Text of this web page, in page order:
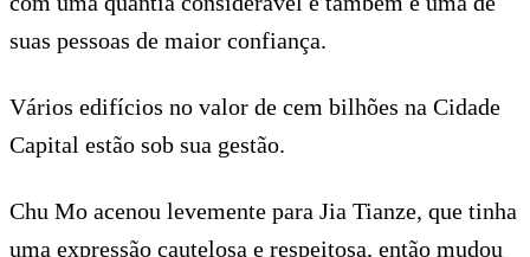
suas pessoas de maior confiança.
Vários edifícios no valor de cem bilhões na Cidade
Capital estão sob sua gestão.
Chu Mo acenou levemente para Jia Tianze, que tinha
uma expressão cautelosa e respeitosa, então mudou